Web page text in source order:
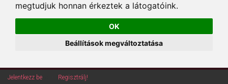
megtudjuk honnan érkeztek a látogatóink.
OK
Beállítások megváltoztatása
Jelentkezz be
Regisztrálj!